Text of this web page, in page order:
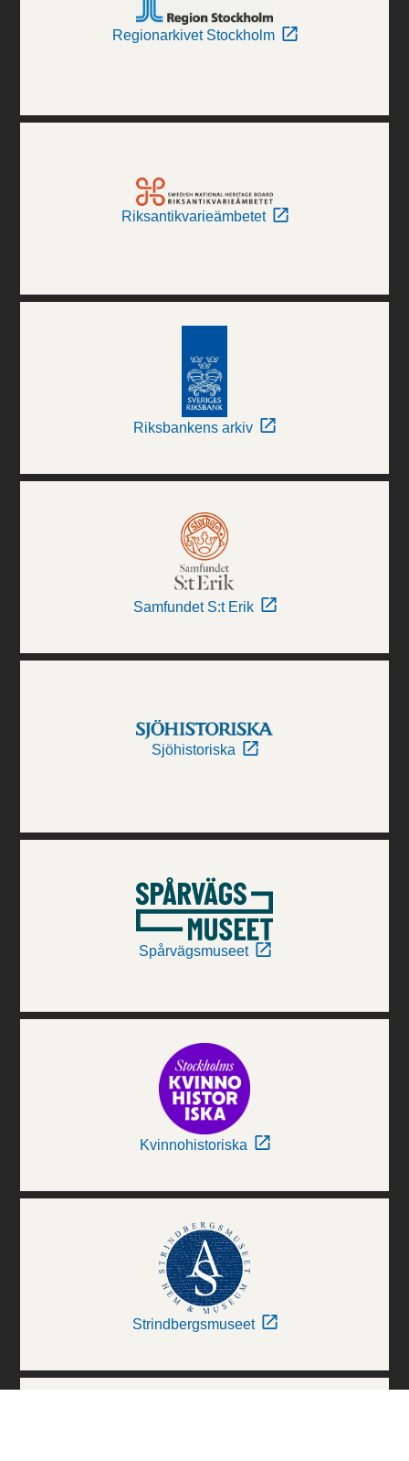
Regionarkivet Stockholm
Riksantikvarieämbetet
Riksbankens arkiv
Samfundet S:t Erik
Sjöhistoriska
Spårvägsmuseet
Kvinnohistoriska
Strindbergsmuseet